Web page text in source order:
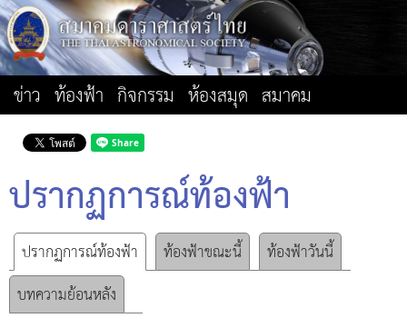
ข่าว ท้องฟ้า กิจกรรม ห้องสมุด สมาคม
ปรากฏการณ์ท้องฟ้า
ปรากฏการณ์ท้องฟ้า ท้องฟ้าขณะนี้
ท้องฟ้าวันนี้
บทความย้อนหลัง